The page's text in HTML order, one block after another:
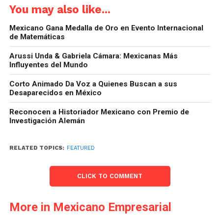
You may also like...
Mexicano Gana Medalla de Oro en Evento Internacional
de Matemáticas
Arussi Unda & Gabriela Cámara: Mexicanas Más
Influyentes del Mundo
Corto Animado Da Voz a Quienes Buscan a sus
Desaparecidos en México
Reconocen a Historiador Mexicano con Premio de
Investigación Alemán
RELATED TOPICS: FEATURED
CLICK TO COMMENT
More in Mexicano Empresarial